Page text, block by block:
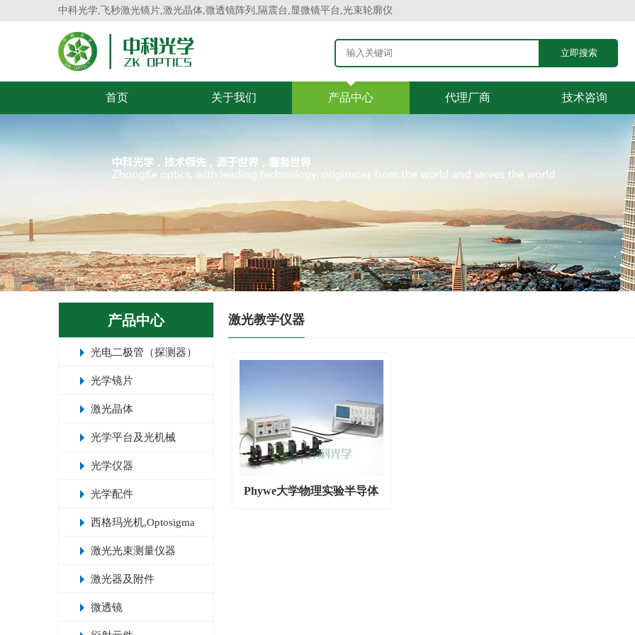
中科光学,飞秒激光镜片,激光晶体,微透镜阵列,隔震台,显微镜平台,光束轮廓仪
首页 关于我们 产品中心 代理厂商 技术咨询
产品中心
光电二极管（探测器）
光学镜片
激光晶体
光学平台及光机械
光学仪器
光学配件
西格玛光机,Optosigma
激光光束测量仪器
激光器及附件
微透镜
激光教学仪器
Phywe大学物理实验半导体